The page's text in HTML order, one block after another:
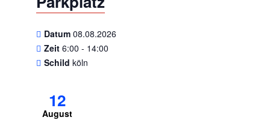
Datum 08.08.2026
Zeit 6:00 - 14:00
Schild köln
12
August